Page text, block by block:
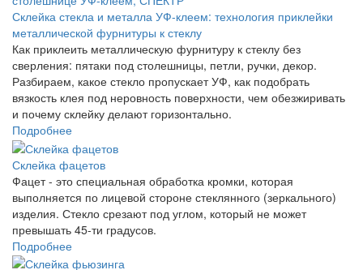
Склейка стекла и металла УФ-клеем: технология приклейки
металлической фурнитуры к стеклу
Как приклеить металлическую фурнитуру к стеклу без
сверления: пятаки под столешницы, петли, ручки, декор.
Разбираем, какое стекло пропускает УФ, как подобрать
вязкость клея под неровность поверхности, чем обезжиривать
и почему склейку делают горизонтально.
Подробнее
Склейка фацетов
Фацет - это специальная обработка кромки, которая
выполняется по лицевой стороне стеклянного (зеркального)
изделия. Стекло срезают под углом, который не может
превышать 45-ти градусов.
Подробнее